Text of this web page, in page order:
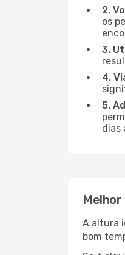
2.
os
3.
4.
5.
dias
A altura
bom